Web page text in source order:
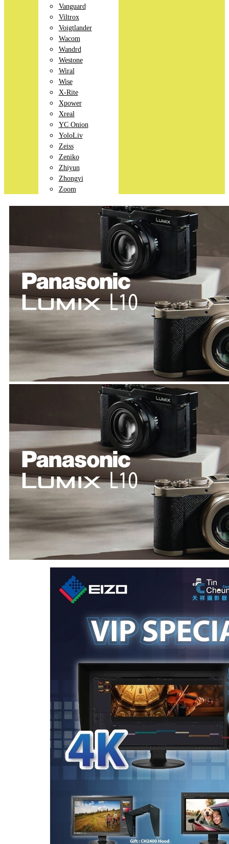
Vanguard
Viltrox
Voigtlander
Wacom
Wandrd
Westone
Wiral
Wise
X-Rite
Xpower
Xreal
YC Onion
YoloLiv
Zeiss
Zeniko
Zhiyun
Zhongyi
Zoom